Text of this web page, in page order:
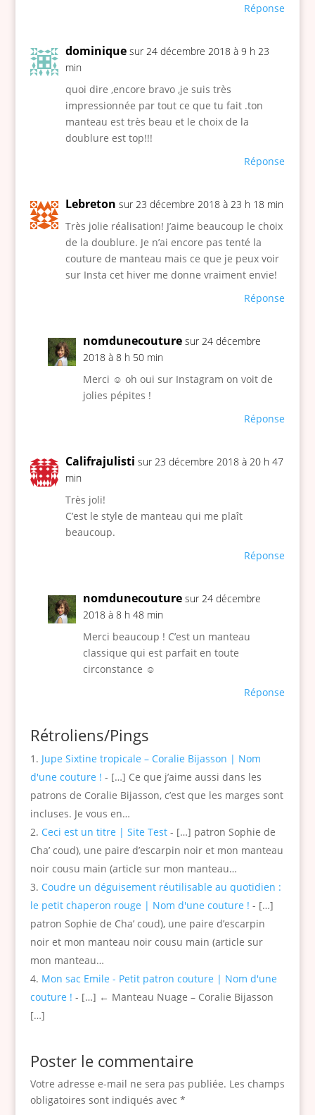
Réponse
dominique sur 24 décembre 2018 à 9 h 23
min
quoi dire ,encore bravo ,je suis très
impressionnée par tout ce que tu fait .ton
manteau est très beau et le choix de la
doublure est top!!!
Réponse
Lebreton sur 23 décembre 2018 à 23 h 18 min
Très jolie réalisation! J’aime beaucoup le choix
de la doublure. Je n’ai encore pas tenté la
couture de manteau mais ce que je peux voir
sur Insta cet hiver me donne vraiment envie!
Réponse
nomdunecouture sur 24 décembre
2018 à 8 h 50 min
Merci ☺️ oh oui sur Instagram on voit de
jolies pépites !
Réponse
Califrajulisti sur 23 décembre 2018 à 20 h 47
min
Très joli!
C’est le style de manteau qui me plaît
beaucoup.
Réponse
nomdunecouture sur 24 décembre
2018 à 8 h 48 min
Merci beaucoup ! C’est un manteau
classique qui est parfait en toute
circonstance ☺️
Réponse
Rétroliens/Pings
Jupe Sixtine tropicale – Coralie Bijasson | Nom
d'une couture ! - […] Ce que j’aime aussi dans les
patrons de Coralie Bijasson, c’est que les marges sont
incluses. Je vous en…
Ceci est un titre | Site Test- […] patron Sophie de
Cha’ coud), une paire d’escarpin noir et mon manteau
noir cousu main (article sur mon manteau…
Coudre un déguisement réutilisable au quotidien :
le petit chaperon rouge | Nom d'une couture ! - […]
patron Sophie de Cha’ coud), une paire d’escarpin
noir et mon manteau noir cousu main (article sur
mon manteau…
Mon sac Emile - Petit patron couture | Nom d'une
couture ! - […] ← Manteau Nuage – Coralie Bijasson
[…]
Poster le commentaire
Votre adresse e-mail ne sera pas publiée. Les champs
obligatoires sont indiqués avec *